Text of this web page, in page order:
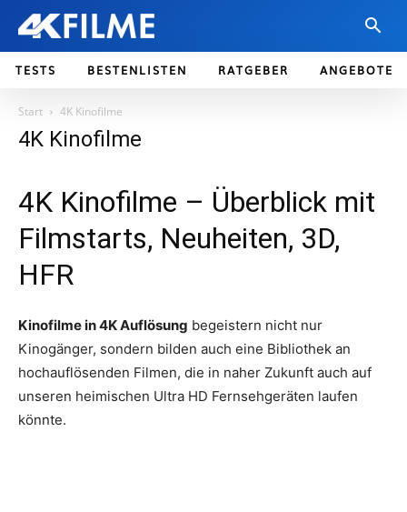
TESTS BESTENLISTEN RATGEBER ANGEBOTE
Start 4K Kinofilme
4K Kinofilme
4K Kinofilme – Überblick mit
Filmstarts, Neuheiten, 3D,
HFR
Kinofilme in 4K Auflösung begeistern nicht nur
Kinogänger, sondern bilden auch eine Bibliothek an
hochauflösenden Filmen, die in naher Zukunft auch auf
unseren heimischen Ultra HD Fernsehgeräten laufen
könnte.